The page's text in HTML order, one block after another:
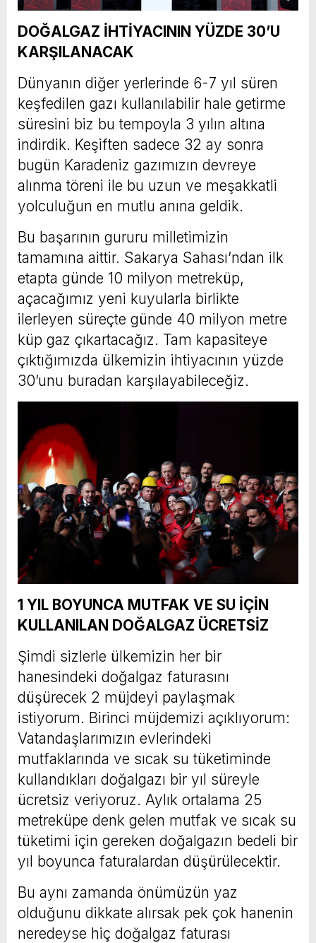
DOĞALGAZ İHTİYACININ YÜZDE 30’U
KARŞILANACAK
Dünyanın diğer yerlerinde 6-7 yıl süren
keşfedilen gazı kullanılabilir hale getirme
süresini biz bu tempoyla 3 yılın altına
indirdik. Keşiften sadece 32 ay sonra
bugün Karadeniz gazımızın devreye
alınma töreni ile bu uzun ve meşakkatli
yolculuğun en mutlu anına geldik.
Bu başarının gururu milletimizin
tamamına aittir. Sakarya Sahası’ndan ilk
etapta günde 10 milyon metreküp,
açacağımız yeni kuyularla birlikte
ilerleyen süreçte günde 40 milyon metre
küp gaz çıkartacağız. Tam kapasiteye
çıktığımızda ülkemizin ihtiyacının yüzde
30’unu buradan karşılayabileceğiz.
1 YIL BOYUNCA MUTFAK VE SU İÇİN
KULLANILAN DOĞALGAZ ÜCRETSİZ
Şimdi sizlerle ülkemizin her bir
hanesindeki doğalgaz faturasını
düşürecek 2 müjdeyi paylaşmak
istiyorum. Birinci müjdemizi açıklıyorum:
Vatandaşlarımızın evlerindeki
mutfaklarında ve sıcak su tüketiminde
kullandıkları doğalgazı bir yıl süreyle
ücretsiz veriyoruz. Aylık ortalama 25
metreküpe denk gelen mutfak ve sıcak su
tüketimi için gereken doğalgazın bedeli bir
yıl boyunca faturalardan düşürülecektir.
Bu aynı zamanda önümüzün yaz
olduğunu dikkate alırsak pek çok hanenin
neredeyse hiç doğalgaz faturası